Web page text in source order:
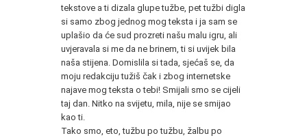
tekstove a ti dizala glupe tužbe, pet tužbi digla
si samo zbog jednog mog teksta i ja sam se
uplašio da će sud prozreti našu malu igru, ali
uvjeravala si me da ne brinem, ti si uvijek bila
naša stijena. Domislila si tada, sjećaš se, da
moju redakciju tužiš čak i zbog internetske
najave mog teksta o tebi! Smijali smo se cijeli
taj dan. Nitko na svijetu, mila, nije se smijao
kao ti.
Tako smo, eto, tužbu po tužbu, žalbu po